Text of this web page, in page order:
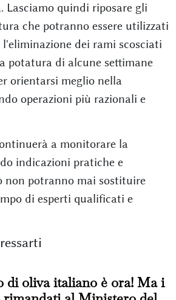
Lasciamo quindi riposare gli
che potranno essere utilizzati
l'eliminazione dei rami scosciati
potatura di alcune settimane
orientarsi meglio nella
operazioni più razionali e
a monitorare la
indicazioni pratiche e
non potranno mai sostituire
di esperti qualificati e
di oliva italiano è ora! Ma i